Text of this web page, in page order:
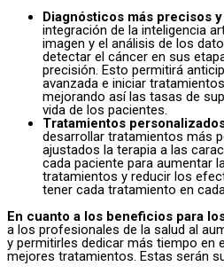
Diagnósticos más precisos
integración de la inteligencia
imagen y el análisis de los
detectar el cáncer en sus
precisión. Esto permitirá
avanzada e iniciar
mejorando así las tasas de
vida de los pacientes.
Tratamientos
desarrollar tratamientos más
ajustados la terapia a las
cada paciente para aumentar
tratamientos y reducir los
tener cada tratamiento en
En cuanto a los beneficios para
a los profesionales de la salud al
y permitirles dedicar más tiempo en
mejores tratamientos. Estas serán